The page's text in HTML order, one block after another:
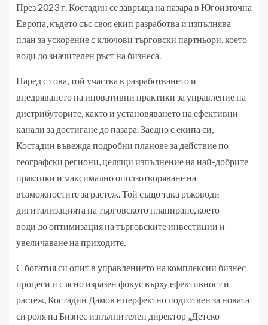
През 2023 г. Костадин се завръща на пазара в Югоизточна
Европа, където със своя екип разработва и изпълнява
план за ускорение с ключови търговски партньори, което
води до значителен ръст на бизнеса.
Наред с това, той участва в разработването и
внедряването на иновативни практики за управление на
дистрибуторите, както и установяването на ефективни
канали за достигане до пазара. Заедно с екипа си,
Костадин въвежда подробни планове за действие по
географски региони, целящи изпълнение на най-добрите
практики и максимално оползотворяване на
възможностите за растеж. Той също така ръководи
дигитализацията на търговското планиране, което
води до оптимизация на търговските инвестиции и
увеличаване на приходите.
С богатия си опит в управлението на комплексни бизнес
процеси и с ясно изразен фокус върху ефективност и
растеж, Костадин Дамов е перфектно подготвен за новата
си роля на Бизнес изпълнителен директор „Детско